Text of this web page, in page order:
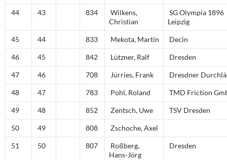
44 43 834
Wilkens,
Christian
SG Olympia 1896
Leipzig
45 44 833 Mekota, Martin Decin
46 45 842 Lützner, Ralf Dresden
47 46 708 Jürries, Frank Dresdner
48 47 783 Pohl, Roland TMD Friction
49 48 852 Zentsch, Uwe TSV Dresden
50 49 808 Zschoche, Axel
51 50 807
Roßberg,
Hans-Jörg
Dresden